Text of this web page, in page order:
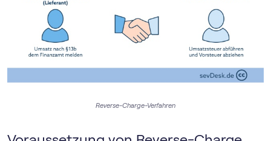
Reverse-Charge-Verfahren